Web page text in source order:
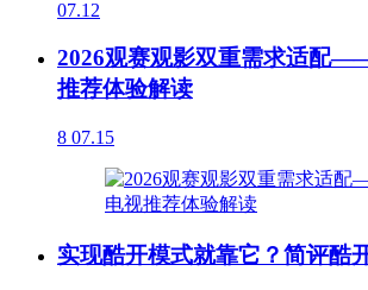
07.12
2026观赛观影双重需求适配
推荐体验解读
8 07.15
实现酷开模式就靠它？简评酷